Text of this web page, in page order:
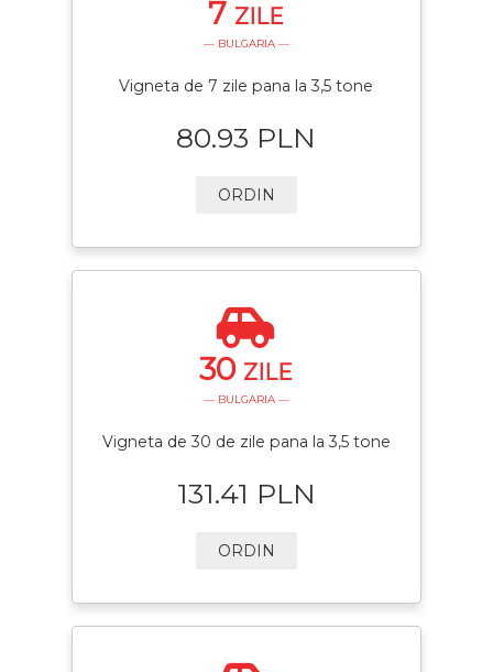
7 ZILE
— BULGARIA —
Vigneta de 7 zile pana la 3,5 tone
80.93 PLN
ORDIN
30 ZILE
— BULGARIA —
Vigneta de 30 de zile pana la 3,5 tone
131.41 PLN
ORDIN